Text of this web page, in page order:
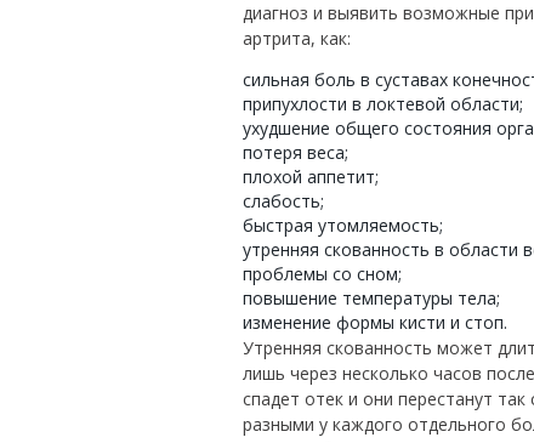
диагноз и выявить возможные
артрита, как:
сильная боль в суставах
припухлости в локтевой области;
ухудшение общего состояния
потеря веса;
плохой аппетит;
слабость;
быстрая утомляемость;
утренняя скованность в области
проблемы со сном;
повышение температуры тела;
изменение формы кисти и стоп.
Утренняя скованность может
лишь через несколько часов
спадет отек и они перестанут
разными у каждого отдельного